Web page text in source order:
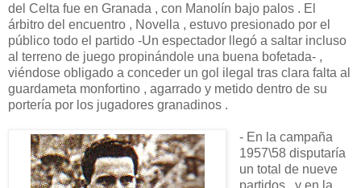
del Celta fue en Granada , con Manolín bajo palos . El
árbitro del encuentro , Novella , estuvo presionado por el
público todo el partido -Un espectador llegó a saltar incluso
al terreno de juego propinándole una buena bofetada- ,
viéndose obligado a conceder un gol ilegal tras clara falta al
guardameta monfortino , agarrado y metido dentro de su
portería por los jugadores granadinos .
- En la campaña
1957\58 disputaría
un total de nueve
partidos , y en la